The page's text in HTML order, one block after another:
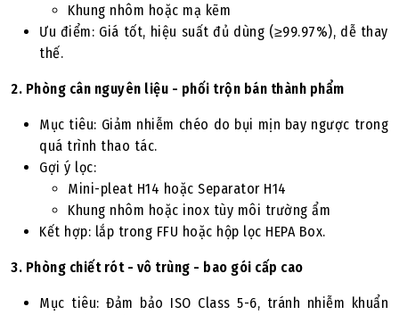
Khung nhôm hoặc mạ kẽm
Ưu điểm: Giá tốt, hiệu suất đủ dùng (≥99.97%), dễ thay
thế.
2. Phòng cân nguyên liệu - phối trộn bán thành phẩm
Mục tiêu: Giảm nhiễm chéo do bụi mịn bay ngược trong
quá trình thao tác.
Gợi ý lọc:
Mini-pleat H14 hoặc Separator H14
Khung nhôm hoặc inox tùy môi trường ẩm
Kết hợp: lắp trong FFU hoặc hộp lọc HEPA Box.
3. Phòng chiết rót - vô trùng - bao gói cấp cao
Mục tiêu: Đảm bảo ISO Class 5-6, tránh nhiễm khuẩn